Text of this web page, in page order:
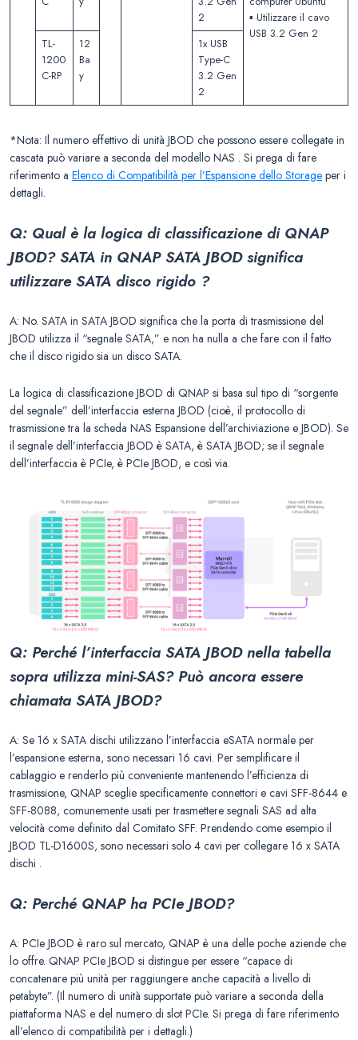
2
▪️ Utilizzare il cavo
USB 3.2 Gen 2
TL-
1200
C-RP
12
Ba
y
1x USB
Type-C
3.2 Gen
2
*Nota: Il numero effettivo di unità JBOD che possono essere collegate in
cascata può variare a seconda del modello NAS . Si prega di fare
riferimento a Elenco di Compatibilità per l’Espansione dello Storage per i
dettagli.
Q: Qual è la logica di classificazione di QNAP
JBOD? SATA in QNAP SATA JBOD significa
utilizzare SATA disco rigido ?
A: No. SATA in SATA JBOD significa che la porta di trasmissione del
JBOD utilizza il “segnale SATA,” e non ha nulla a che fare con il fatto
che il disco rigido sia un disco SATA.
La logica di classificazione JBOD di QNAP si basa sul tipo di “sorgente
del segnale” dell’interfaccia esterna JBOD (cioè, il protocollo di
trasmissione tra la scheda NAS Espansione dell’archiviazione e JBOD). Se
il segnale dell’interfaccia JBOD è SATA, è SATA JBOD; se il segnale
dell’interfaccia è PCIe, è PCIe JBOD, e così via.
Q: Perché l’interfaccia SATA JBOD nella tabella
sopra utilizza mini-SAS? Può ancora essere
chiamata SATA JBOD?
A: Se 16 x SATA dischi utilizzano l’interfaccia eSATA normale per
l’espansione esterna, sono necessari 16 cavi. Per semplificare il
cablaggio e renderlo più conveniente mantenendo l’efficienza di
trasmissione, QNAP sceglie specificamente connettori e cavi SFF-8644 e
SFF-8088, comunemente usati per trasmettere segnali SAS ad alta
velocità come definito dal Comitato SFF. Prendendo come esempio il
JBOD TL-D1600S, sono necessari solo 4 cavi per collegare 16 x SATA
dischi .
Q: Perché QNAP ha PCIe JBOD?
A: PCIe JBOD è raro sul mercato, QNAP è una delle poche aziende che
lo offre. QNAP PCIe JBOD si distingue per essere “capace di
concatenare più unità per raggiungere anche capacità a livello di
petabyte”. (Il numero di unità supportate può variare a seconda della
piattaforma NAS e del numero di slot PCIe. Si prega di fare riferimento
all’elenco di compatibilità per i dettagli.)